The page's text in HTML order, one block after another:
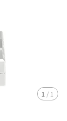
1 / 1